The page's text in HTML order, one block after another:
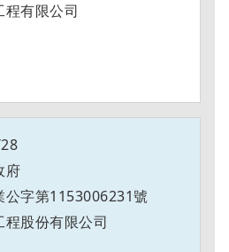
程有限公司
府
公字第1153006231號
程股份有限公司